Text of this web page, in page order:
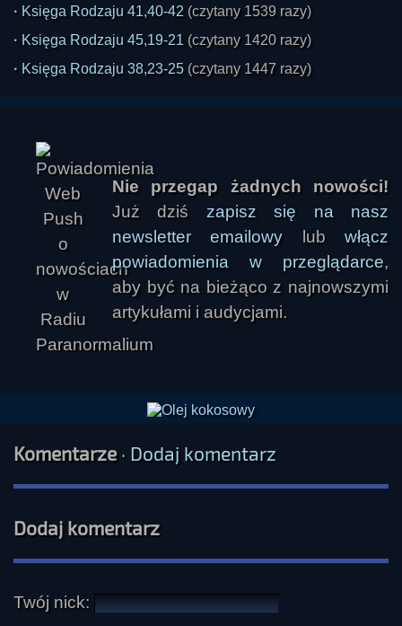
· Księga Rodzaju 41,40-42 (czytany 1539 razy)
· Księga Rodzaju 45,19-21 (czytany 1420 razy)
· Księga Rodzaju 38,23-25 (czytany 1447 razy)
Nie przegap żadnych nowości!
Już dziś zapisz się na nasz
newsletter emailowy lubwłącz
powiadomienia w przeglądarce,
aby być na bieżąco z najnowszymi
artykułami i audycjami.
Komentarze· Dodaj komentarz
Dodaj komentarz
Twój nick: